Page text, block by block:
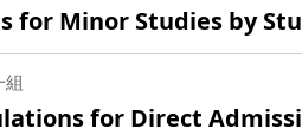
for Minor Studies by
for Direct